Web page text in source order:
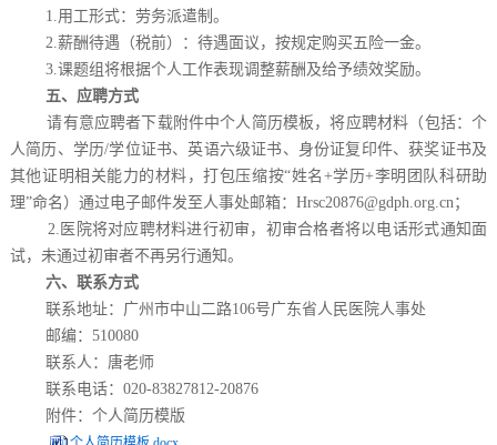
1.用工形式：劳务派遣制。
2.薪酬待遇（税前）：待遇面议，按规定购买五险一金。
3.课题组将根据个人工作表现调整薪酬及给予绩效奖励。
五、应聘方式
请有意应聘者下载附件中个人简历模板，将应聘材料（包括：个
人简历、学历/学位证书、英语六级证书、身份证复印件、获奖证书及
其他证明相关能力的材料，打包压缩按“姓名+学历+李明团队科研助
理”命名）通过电子邮件发至人事处邮箱：Hrsc20876@gdph.org.cn；
2.医院将对应聘材料进行初审，初审合格者将以电话形式通知面
试，未通过初审者不再另行通知。
六、联系方式
联系地址：广州市中山二路106号广东省人民医院人事处
邮编：510080
联系人：唐老师
联系电话：020-83827812-20876
附件：个人简历模版